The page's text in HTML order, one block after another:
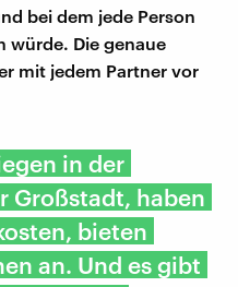
bei dem jede Person
würde. Die genaue
mit jedem Partner vor
in der
Großstadt, haben
bieten
an. Und es gibt